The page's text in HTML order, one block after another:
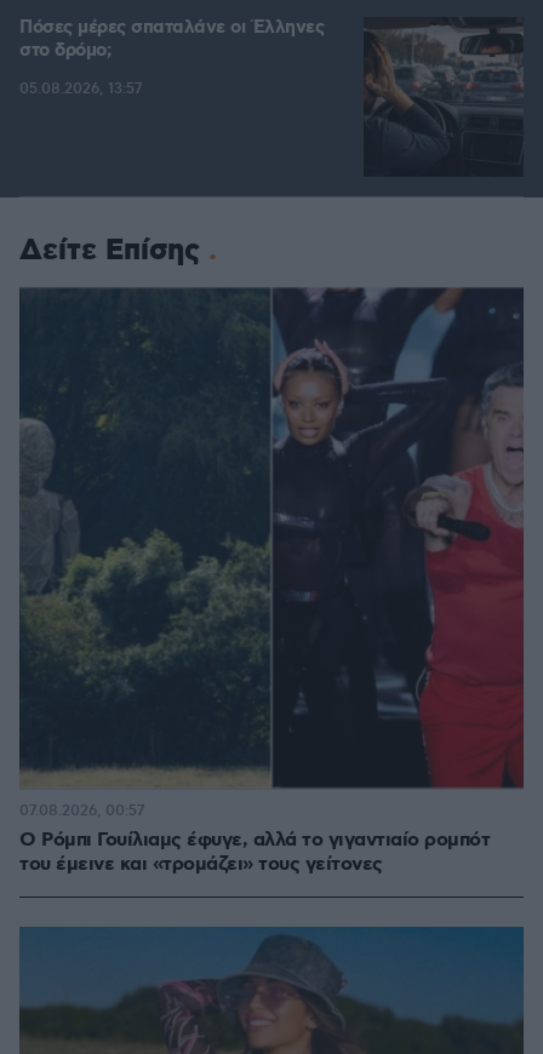
Πόσες μέρες σπαταλάνε οι Έλληνες
στο δρόμο;
05.08.2026, 13:57
Δείτε Επίσης
Ο Ρόμπι Γουίλιαμς έφυγε, αλλά το γιγαντιαίο ρομπότ
του έμεινε και «τρομάζει» τους γείτονες
07.08.2026, 00:57